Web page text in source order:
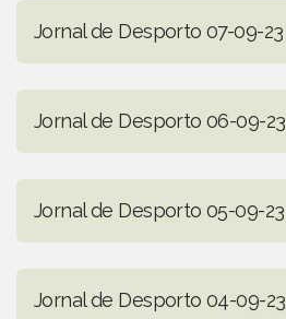
Jornal de Desporto 07-09-23
Jornal de Desporto 06-09-23
Jornal de Desporto 05-09-23
Jornal de Desporto 04-09-23